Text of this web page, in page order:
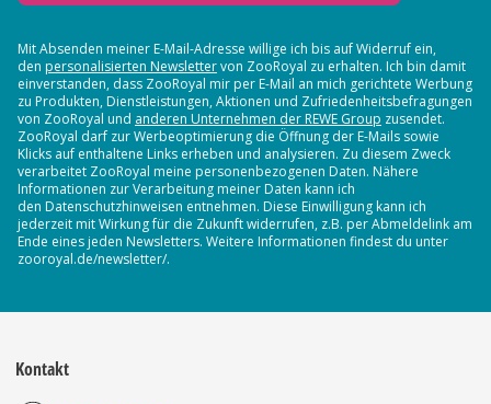
Mit Absenden meiner E-Mail-Adresse willige ich bis auf Widerruf ein,
den personalisierten Newslettervon ZooRoyal zu erhalten. Ich bin damit
einverstanden, dass ZooRoyal mir per E-Mail an mich gerichtete Werbung
zu Produkten, Dienstleistungen, Aktionen und Zufriedenheitsbefragungen
von ZooRoyal und anderen Unternehmen der REWE Group zusendet.
ZooRoyal darf zur Werbeoptimierung die Öffnung der E-Mails sowie
Klicks auf enthaltene Links erheben und analysieren. Zu diesem Zweck
verarbeitet ZooRoyal meine personenbezogenen Daten. Nähere
Informationen zur Verarbeitung meiner Daten kann ich
den Datenschutzhinweisen entnehmen. Diese Einwilligung kann ich
jederzeit mit Wirkung für die Zukunft widerrufen, z.B. per Abmeldelink am
Ende eines jeden Newsletters. Weitere Informationen findest du unter
zooroyal.de/newsletter/.
Kontakt